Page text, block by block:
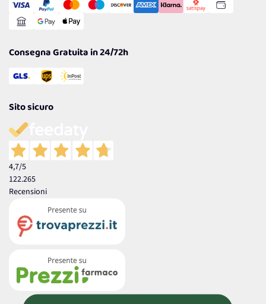
Gestisci Cookie
Reso Facile e Veloce
Consegna Gratuita in 24/72h
Sito sicuro
4,7/5
122.265
Recensioni